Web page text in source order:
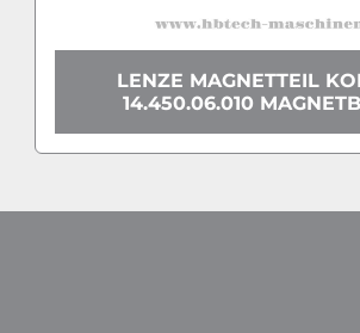
MAGNETTEIL KOMPLETT
MAGNETBREMSE